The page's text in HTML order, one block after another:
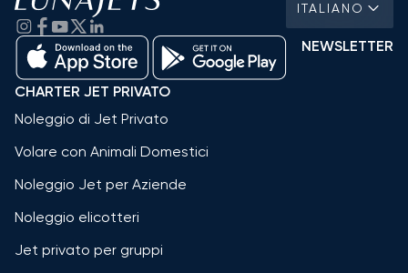
ITALIANO
NEWSLETTER
CHARTER JET PRIVATO
Noleggio di Jet Privato
Volare con Animali Domestici
Noleggio Jet per Aziende
Noleggio elicotteri
Jet privato per gruppi